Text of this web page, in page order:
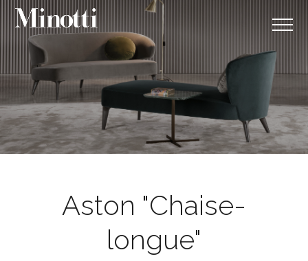
Aston "Chaise-
longue"